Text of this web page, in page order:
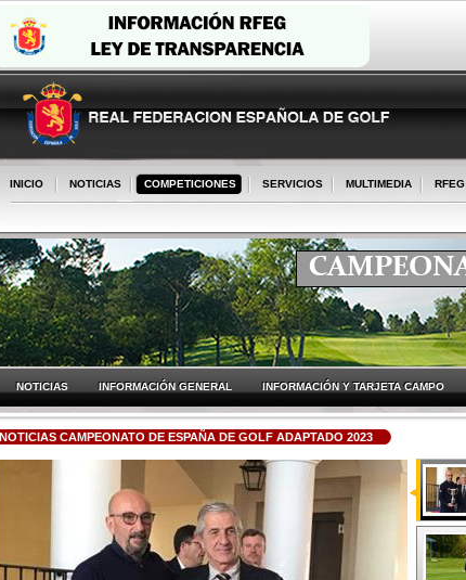
INICIO NOTICIAS COMPETICIONES SERVICIOS MULTIMEDIA RFEG
NOTICIAS INFORMACIÓN GENERAL INFORMACIÓN Y TARJETA CAMPO
NOTICIAS CAMPEONATO DE ESPAÑA DE GOLF ADAPTADO 2023